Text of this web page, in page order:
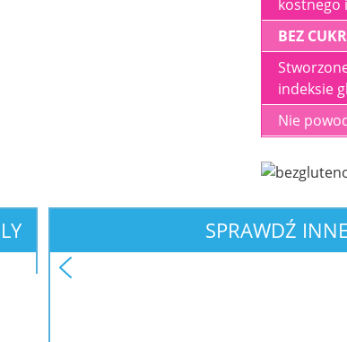
kostnego
BEZ
indeksie
Nie
LY SPRAWDŹ